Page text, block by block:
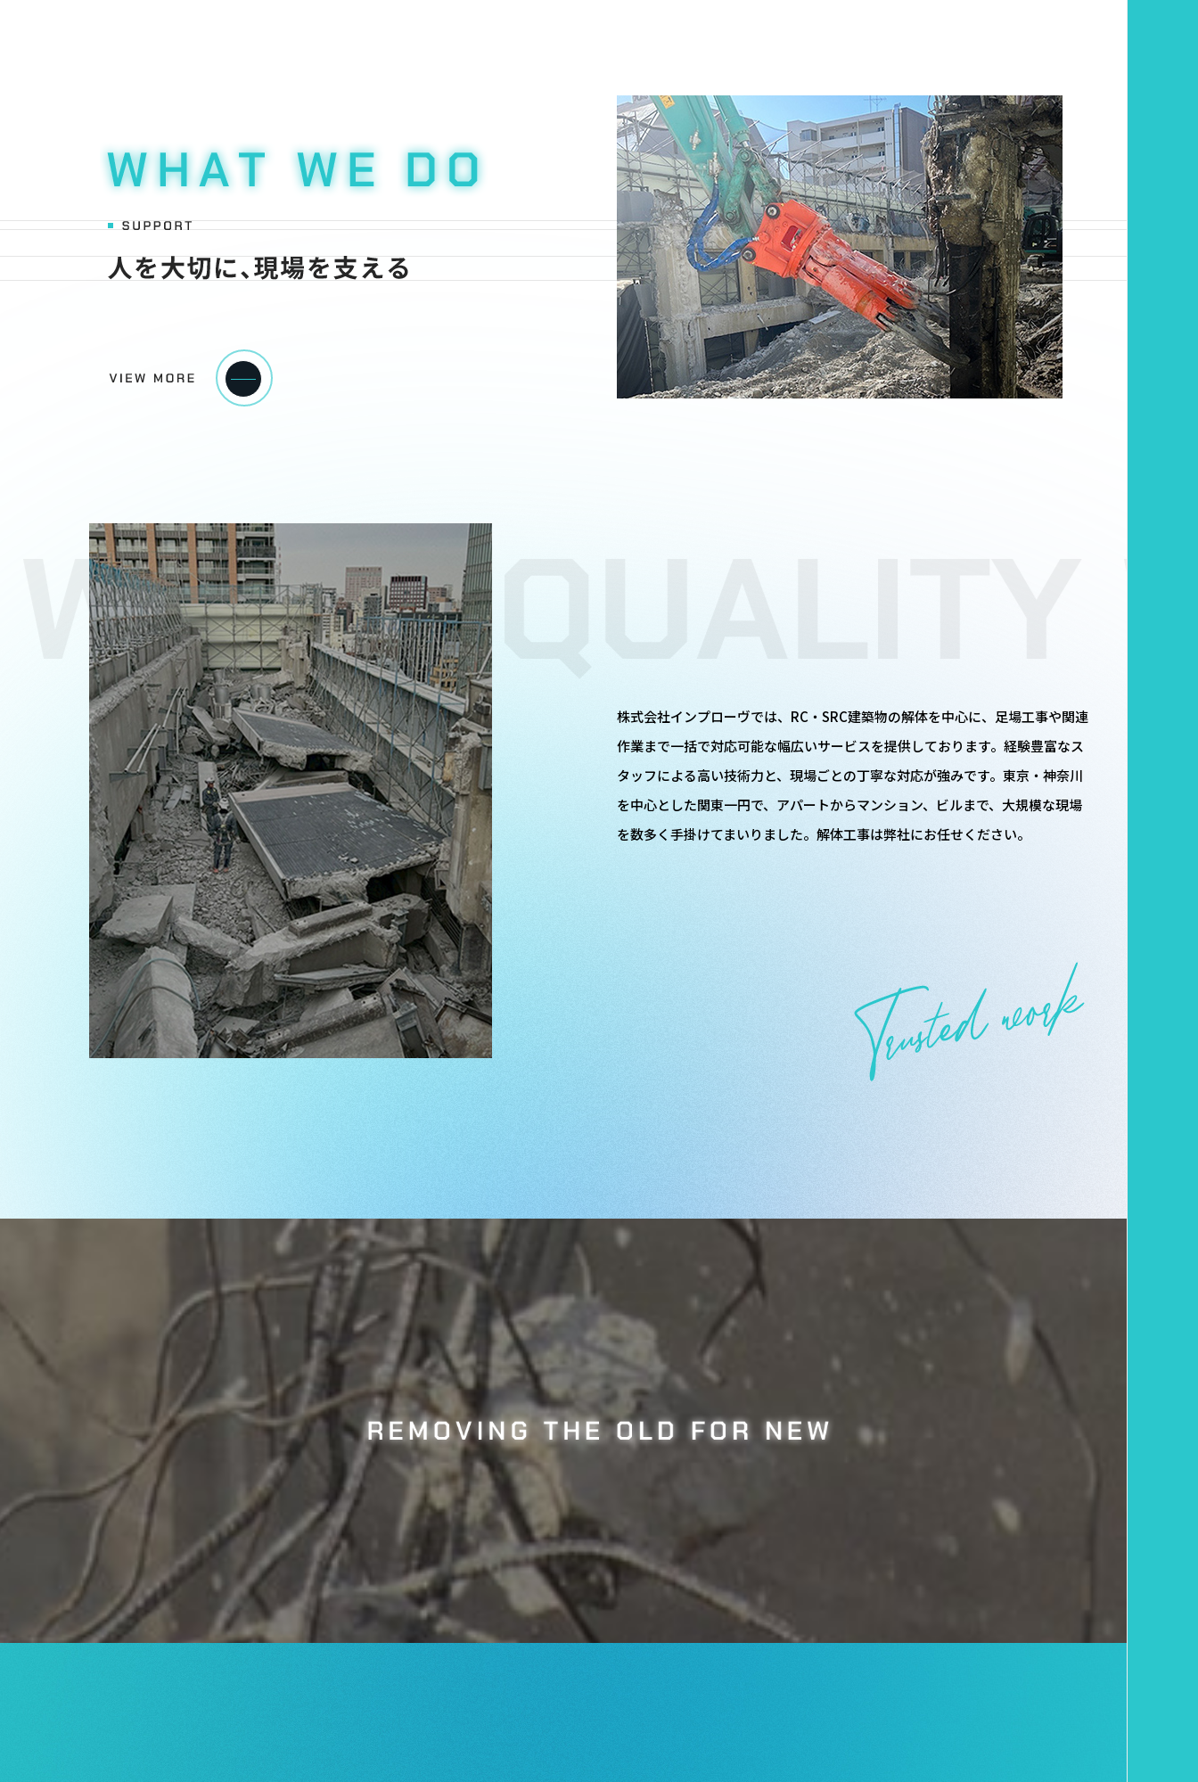
株式会社インプローヴでは、RC・SRC建築物の解体を中心に、足場工事や関連
作業まで一括で対応可能な幅広いサービスを提供しております。経験豊富なス
タッフによる高い技術力と、現場ごとの丁寧な対応が強みです。東京・神奈川
を中心とした関東一円で、アパートからマンション、ビルまで、大規模な現場
を数多く手掛けてまいりました。解体工事は弊社にお任せください。